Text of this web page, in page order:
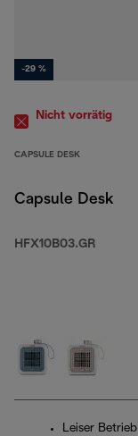
-29 %
Nicht vorrätig
CAPSULE DESK
Capsule Desk
HFX10B03.GR
Leiser Betrieb